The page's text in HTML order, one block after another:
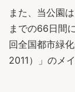
また、当公園
までの66日間
回全国都市緑
2011）」のメ